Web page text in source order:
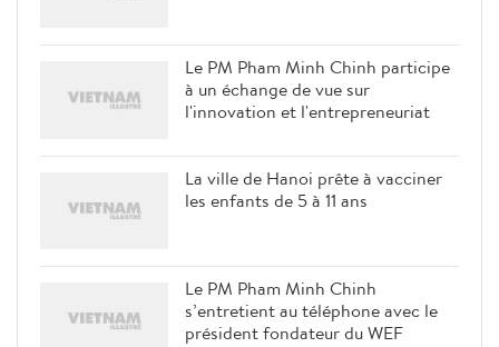
Le PM Pham Minh Chinh participe
à un échange de vue sur
l'innovation et l'entrepreneuriat
La ville de Hanoi prête à vacciner
les enfants de 5 à 11 ans
Le PM Pham Minh Chinh
s’entretient au téléphone avec le
président fondateur du WEF